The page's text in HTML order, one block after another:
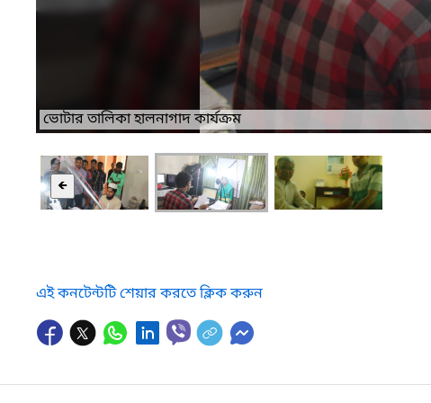
মনোনয়ন পত্র গ্রহণ
🡸
এই কনটেন্টটি শেয়ার করতে ক্লিক করুন